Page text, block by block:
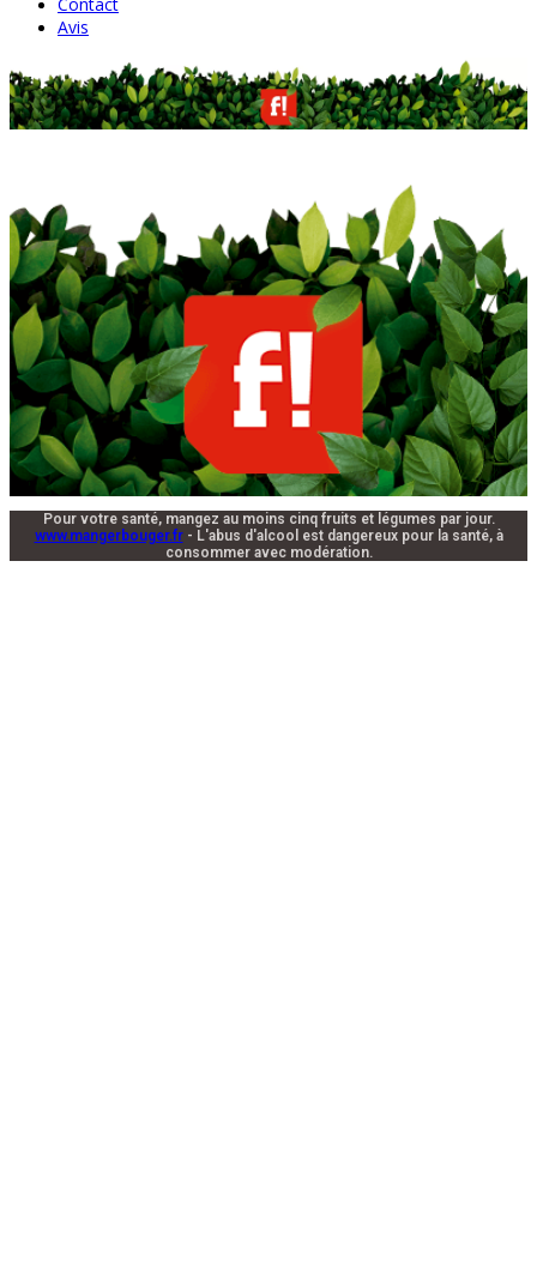
Avis
Pour votre santé, mangez au moins cinq fruits et légumes par jour.
www.mangerbouger.fr- L'abus d'alcool est dangereux pour la santé, à
consommer avec modération.